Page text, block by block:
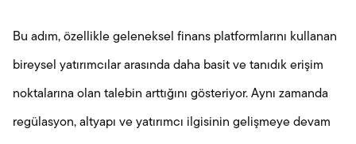
Bu adım, özellikle geleneksel finans platformlarını kullanan
bireysel yatırımcılar arasında daha basit ve tanıdık erişim
noktalarına olan talebin arttığını gösteriyor. Aynı zamanda
regülasyon, altyapı ve yatırımcı ilgisinin gelişmeye devam